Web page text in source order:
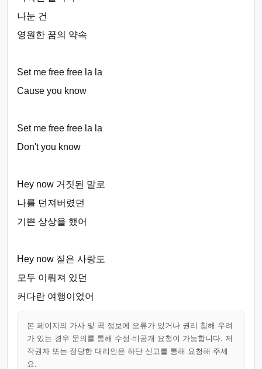
나눈 건
영원한 꿈의 약속
Set me free free la la
Cause you know
Set me free free la la
Don't you know
Hey now 거짓된 말로
나를 던져버렸던
기쁜 상상을 했어
Hey now 짙은 사랑도
모두 이뤄져 있던
커다란 여행이었어
본 페이지의 가사 및 곡 정보에 오류가 있거나 권리 침해 우려
가 있는 경우 문의를 통해 수정·비공개 요청이 가능합니다. 저
작권자 또는 정당한 대리인은 하단 신고를 통해 요청해 주세
요.